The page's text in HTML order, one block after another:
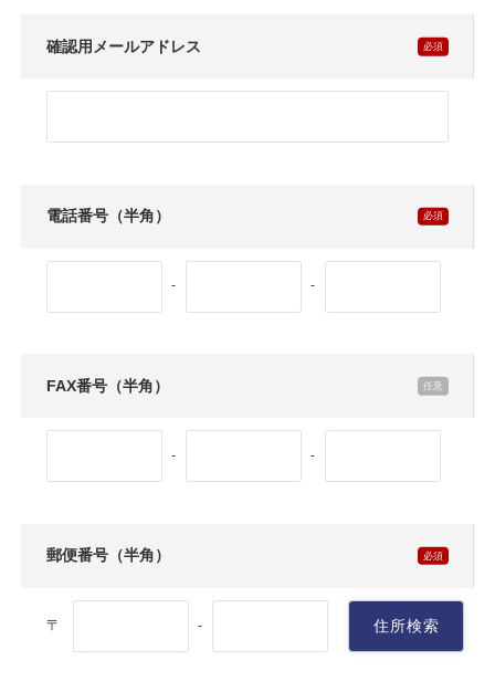
確認用メールアドレス
電話番号（半角）
- -
FAX番号（半角）
- -
郵便番号（半角）
〒 - 住所検索